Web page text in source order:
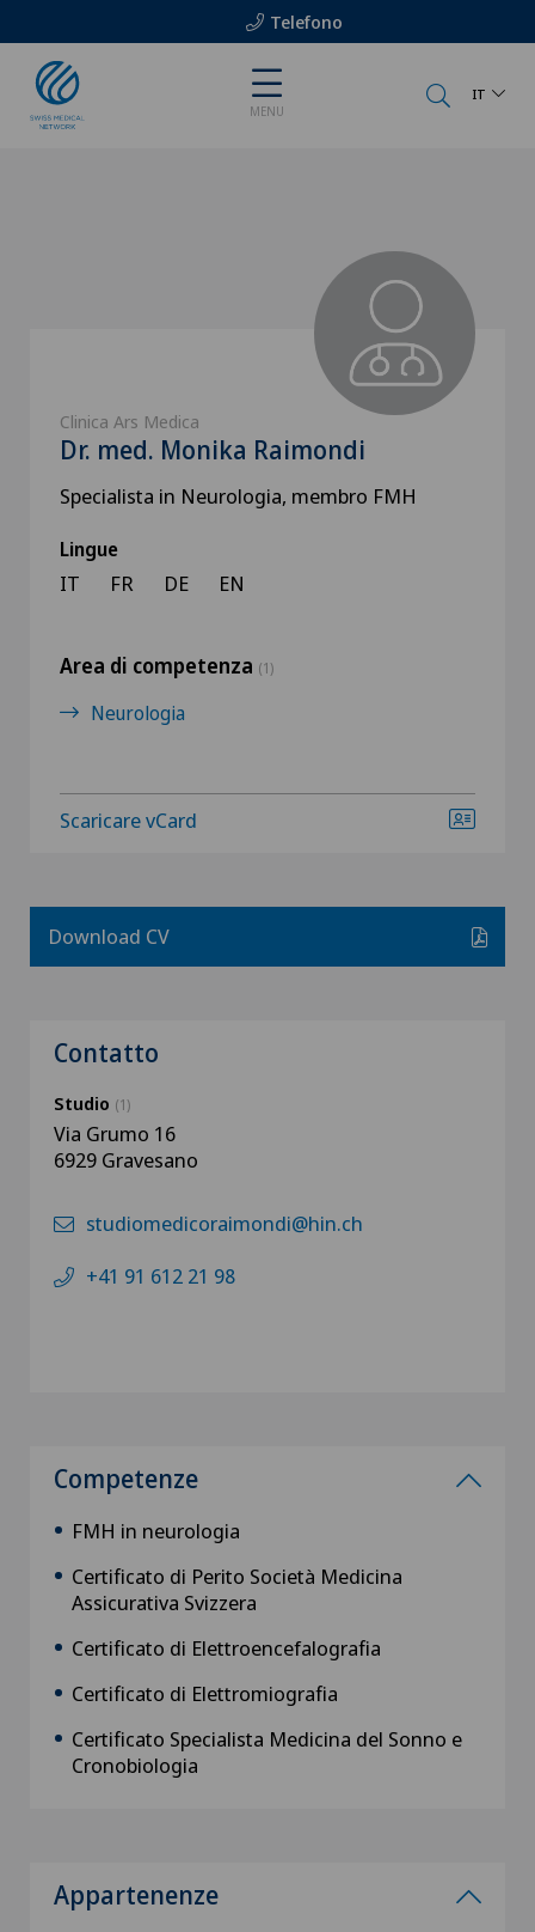
Telefono
MENU
IT
Clinica Ars Medica
Dr. med. Monika Raimondi
Specialista in Neurologia, membro FMH
Lingue
IT FR DE EN
Area di competenza (1)
Neurologia
Scaricare vCard
Download CV
Contatto
Studio (1)
Via Grumo 16
6929 Gravesano
studiomedicoraimondi@hin.ch
+41 91 612 21 98
Competenze
FMH in neurologia
Certificato di Perito Società Medicina
Assicurativa Svizzera
Certificato di Elettroencefalografia
Certificato di Elettromiografia
Certificato Specialista Medicina del Sonno e
Cronobiologia
Appartenenze